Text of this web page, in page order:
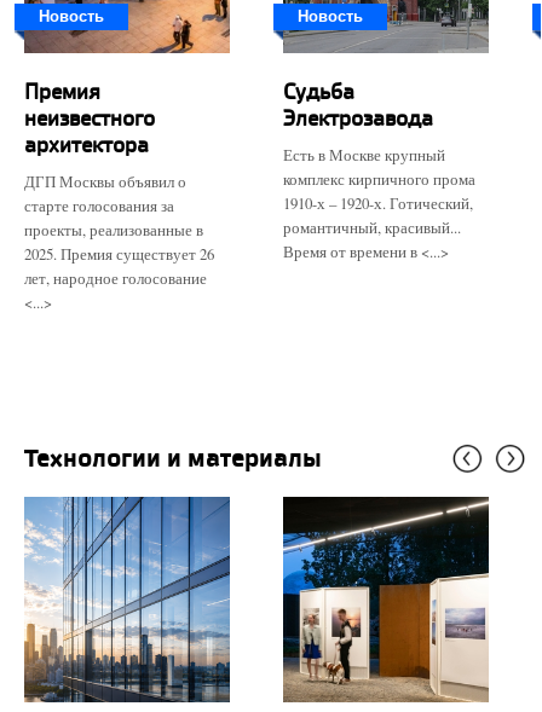
Новость
Премия
неизвестного
архитектора
ДГП Москвы объявил о
старте голосования за
проекты, реализованные в
2025. Премия существует 26
лет, народное голосование
<...>
Новость
Судьба
Электрозавода
Есть в Москве крупный
комплекс кирпичного прома
1910-х – 1920-х. Готический,
романтичный, красивый...
Время от времени в <...>
Технологии и материалы